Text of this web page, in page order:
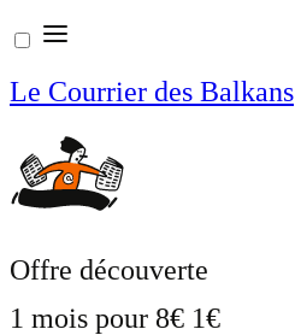
Aller
au
contenu
Le Courrier des Balkans
Offre découverte
1 mois pour 8€ 1€